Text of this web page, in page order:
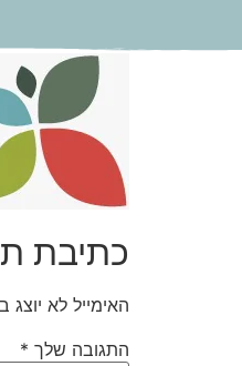
כתיבת
האימייל לא יוצג
התגובה שלך *